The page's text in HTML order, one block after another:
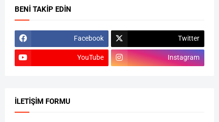
BENI TAKIP EDIN
Facebook Twitter
YouTube Instagram
İLETIŞIM FORMU